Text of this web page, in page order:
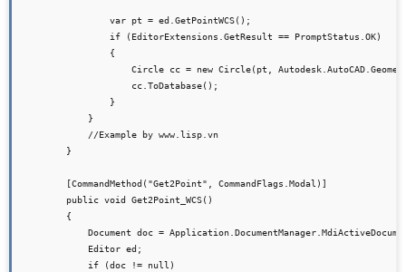
                var pt = ed.GetPointWCS();
                if (EditorExtensions.GetResult == PromptStatus.OK)
                {
Circle cc = new Circle(pt,
                    cc.ToDatabase();
                }
            }
            //Example by www.lisp.vn
        }
        [CommandMethod("Get2Point", CommandFlags.Modal)]
        public void Get2Point_WCS()
        {
Document doc =
            Editor ed;
            if (doc != null)